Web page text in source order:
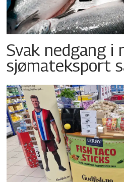
Svak nedgang i
sjømateksport